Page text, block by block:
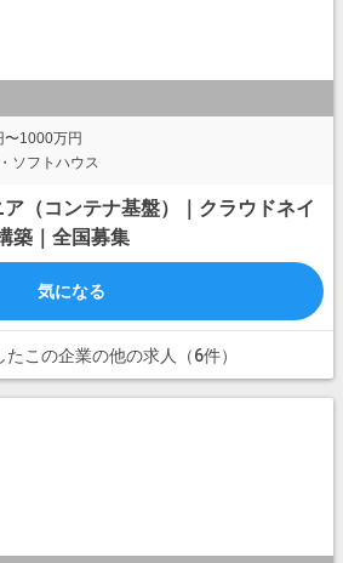
〜1000万円
ソフトハウス
（コンテナ基盤）｜クラウドネイ
築｜全国募集
気になる
この企業の他の求人（6件）